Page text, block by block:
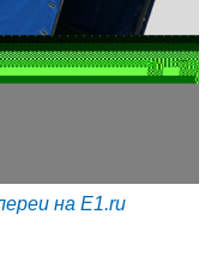
на E1.ru